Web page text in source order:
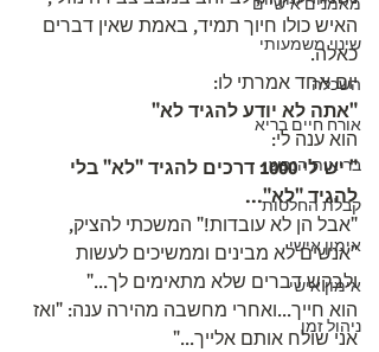
מאמנים אישיים
שינוי משמעותי
השכלה
אורח חיים בריא
בריאות הנפש
קבלת החלטות
אימון אישי
אימון אישי
ניהול זמן
האיש כולו חיוך תמיד, באמת שאין דברים
כאלה.
יום אחד אמרתי לו:
"אתה לא יודע להגיד לא"
הוא ענה לי:
" יש לי 1000 דרכים להגיד "לא" בלי
להגיד "לא"...
"אבל הן לא עובדות!" המשכתי להציק,
"אנשים לא מבינים וממשיכים לעשות
ולבקש דברים שלא מתאימים לך..."
הוא חייך...ואחרי מחשבה מהירה ענה: "ואז
אני שולח אותם אלייך..."